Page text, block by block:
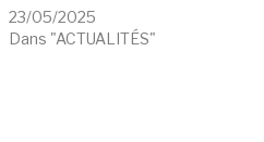
23/05/2025
Dans "ACTUALITÉS"